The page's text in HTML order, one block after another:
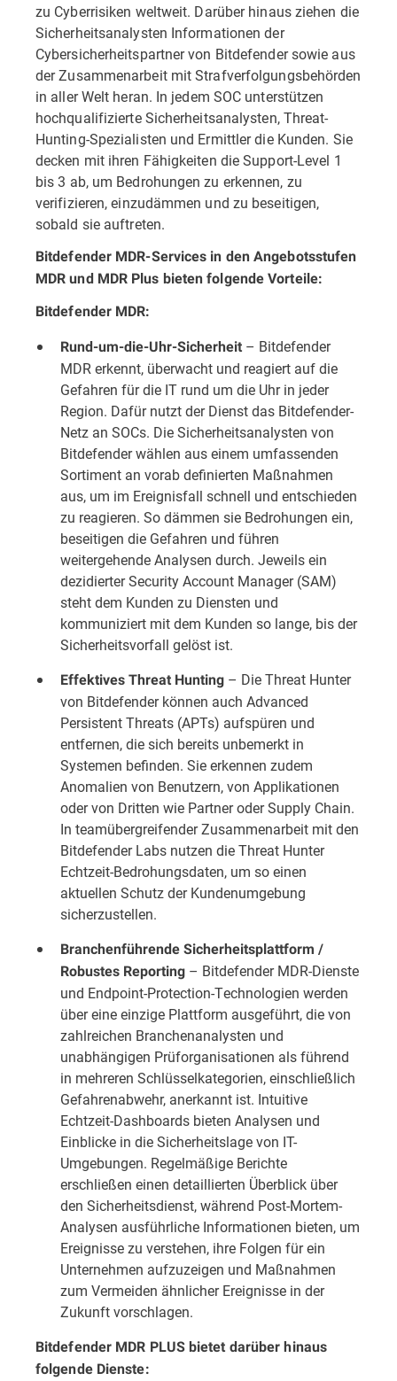
zu Cyberrisiken weltweit. Darüber hinaus ziehen die
Sicherheitsanalysten Informationen der
Cybersicherheitspartner von Bitdefender sowie aus
der Zusammenarbeit mit Strafverfolgungsbehörden
in aller Welt heran. In jedem SOC unterstützen
hochqualifizierte Sicherheitsanalysten, Threat-
Hunting-Spezialisten und Ermittler die Kunden. Sie
decken mit ihren Fähigkeiten die Support-Level 1
bis 3 ab, um Bedrohungen zu erkennen, zu
verifizieren, einzudämmen und zu beseitigen,
sobald sie auftreten.
Bitdefender MDR-Services in den Angebotsstufen
MDR und MDR Plus bieten folgende Vorteile:
Bitdefender MDR:
Rund-um-die-Uhr-Sicherheit – Bitdefender
MDR erkennt, überwacht und reagiert auf die
Gefahren für die IT rund um die Uhr in jeder
Region. Dafür nutzt der Dienst das Bitdefender-
Netz an SOCs. Die Sicherheitsanalysten von
Bitdefender wählen aus einem umfassenden
Sortiment an vorab definierten Maßnahmen
aus, um im Ereignisfall schnell und entschieden
zu reagieren. So dämmen sie Bedrohungen ein,
beseitigen die Gefahren und führen
weitergehende Analysen durch. Jeweils ein
dezidierter Security Account Manager (SAM)
steht dem Kunden zu Diensten und
kommuniziert mit dem Kunden so lange, bis der
Sicherheitsvorfall gelöst ist.
Effektives Threat Hunting – Die Threat Hunter
von Bitdefender können auch Advanced
Persistent Threats (APTs) aufspüren und
entfernen, die sich bereits unbemerkt in
Systemen befinden. Sie erkennen zudem
Anomalien von Benutzern, von Applikationen
oder von Dritten wie Partner oder Supply Chain.
In teamübergreifender Zusammenarbeit mit den
Bitdefender Labs nutzen die Threat Hunter
Echtzeit-Bedrohungsdaten, um so einen
aktuellen Schutz der Kundenumgebung
sicherzustellen.
Branchenführende Sicherheitsplattform /
Robustes Reporting – Bitdefender MDR-Dienste
und Endpoint-Protection-Technologien werden
über eine einzige Plattform ausgeführt, die von
zahlreichen Branchenanalysten und
unabhängigen Prüforganisationen als führend
in mehreren Schlüsselkategorien, einschließlich
Gefahrenabwehr, anerkannt ist. Intuitive
Echtzeit-Dashboards bieten Analysen und
Einblicke in die Sicherheitslage von IT-
Umgebungen. Regelmäßige Berichte
erschließen einen detaillierten Überblick über
den Sicherheitsdienst, während Post-Mortem-
Analysen ausführliche Informationen bieten, um
Ereignisse zu verstehen, ihre Folgen für ein
Unternehmen aufzuzeigen und Maßnahmen
zum Vermeiden ähnlicher Ereignisse in der
Zukunft vorschlagen.
Bitdefender MDR PLUS bietet darüber hinaus
folgende Dienste: